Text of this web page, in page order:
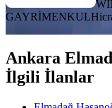
GAYRİMENKUL
Ankara
İlgili İlanlar